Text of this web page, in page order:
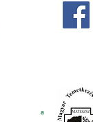
a tagja